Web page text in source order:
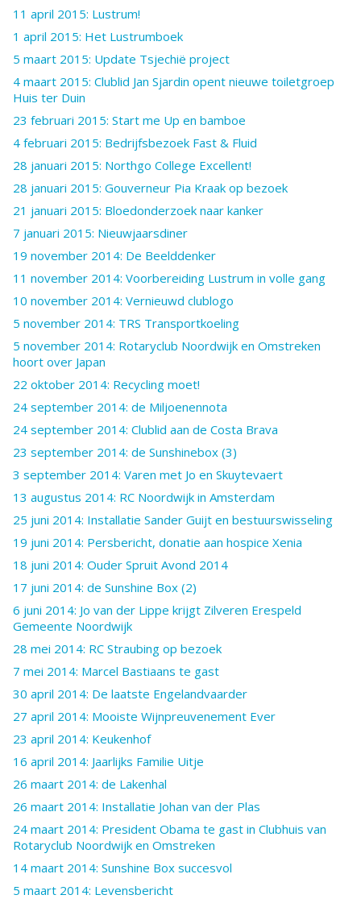
11 april 2015: Lustrum!
1 april 2015: Het Lustrumboek
5 maart 2015: Update Tsjechië project
4 maart 2015: Clublid Jan Sjardin opent nieuwe toiletgroep
Huis ter Duin
23 februari 2015: Start me Up en bamboe
4 februari 2015: Bedrijfsbezoek Fast & Fluid
28 januari 2015: Northgo College Excellent!
28 januari 2015: Gouverneur Pia Kraak op bezoek
21 januari 2015: Bloedonderzoek naar kanker
7 januari 2015: Nieuwjaarsdiner
19 november 2014: De Beelddenker
11 november 2014: Voorbereiding Lustrum in volle gang
10 november 2014: Vernieuwd clublogo
5 november 2014: TRS Transportkoeling
5 november 2014: Rotaryclub Noordwijk en Omstreken
hoort over Japan
22 oktober 2014: Recycling moet!
24 september 2014: de Miljoenennota
24 september 2014: Clublid aan de Costa Brava
23 september 2014: de Sunshinebox (3)
3 september 2014: Varen met Jo en Skuytevaert
13 augustus 2014: RC Noordwijk in Amsterdam
25 juni 2014: Installatie Sander Guijt en bestuurswisseling
19 juni 2014: Persbericht, donatie aan hospice Xenia
18 juni 2014: Ouder Spruit Avond 2014
17 juni 2014: de Sunshine Box (2)
6 juni 2014: Jo van der Lippe krijgt Zilveren Erespeld
Gemeente Noordwijk
28 mei 2014: RC Straubing op bezoek
7 mei 2014: Marcel Bastiaans te gast
30 april 2014: De laatste Engelandvaarder
27 april 2014: Mooiste Wijnpreuvenement Ever
23 april 2014: Keukenhof
16 april 2014: Jaarlijks Familie Uitje
26 maart 2014: de Lakenhal
26 maart 2014: Installatie Johan van der Plas
24 maart 2014: President Obama te gast in Clubhuis van
Rotaryclub Noordwijk en Omstreken
14 maart 2014: Sunshine Box succesvol
5 maart 2014: Levensbericht